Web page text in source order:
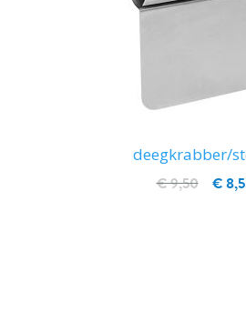
deegkrabber/
€
€ 9,50